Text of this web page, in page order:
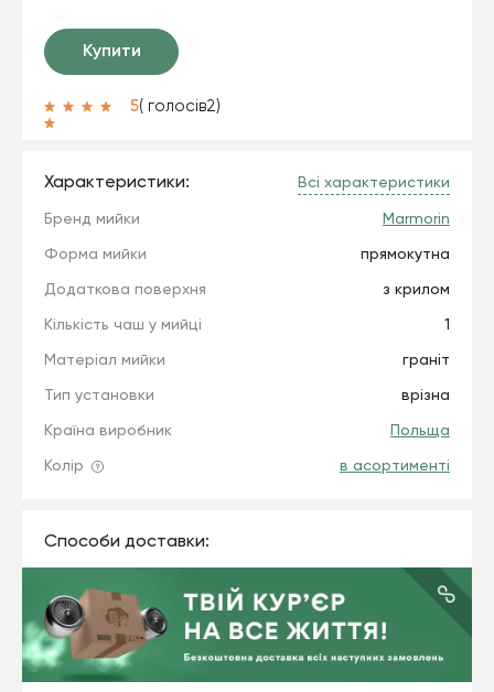
Купити
5( голосів2)
Характеристики: Всі характеристики
Бренд мийки Marmorin
Форма мийки прямокутна
Додаткова поверхня з крилом
Кількість чаш у мийці 1
Матеріал мийки граніт
Тип установки врізна
Країна виробник Польща
Колір в асортименті
Способи доставки: